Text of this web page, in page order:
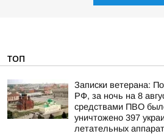
ТОП
Записки ветерана:
РФ, за ночь на 8
средствами ПВО
уничтожено 397
летательных